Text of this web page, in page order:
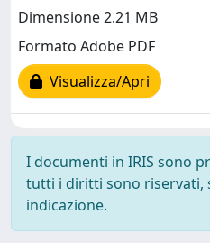
Dimensione 2.21 MB
Formato Adobe PDF
Visualizza/Apri
I documenti in IRIS sono
tutti i diritti sono riservati,
indicazione.